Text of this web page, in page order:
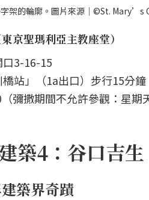
架的輪廓。圖片來源｜©St.
東京聖瑪利亞主教座堂）
3-16-15
站」（1a出口）步行15分鐘
彌撒期間不允許參觀：星期
築4：谷口吉生
築界奇蹟